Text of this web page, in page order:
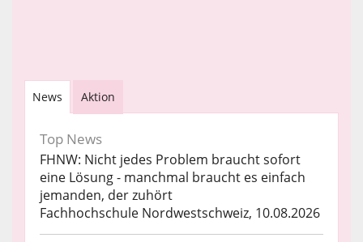
News Aktion
Top News
FHNW: Nicht jedes Problem braucht sofort
eine Lösung - manchmal braucht es einfach
jemanden, der zuhört
Fachhochschule Nordwestschweiz, 10.08.2026